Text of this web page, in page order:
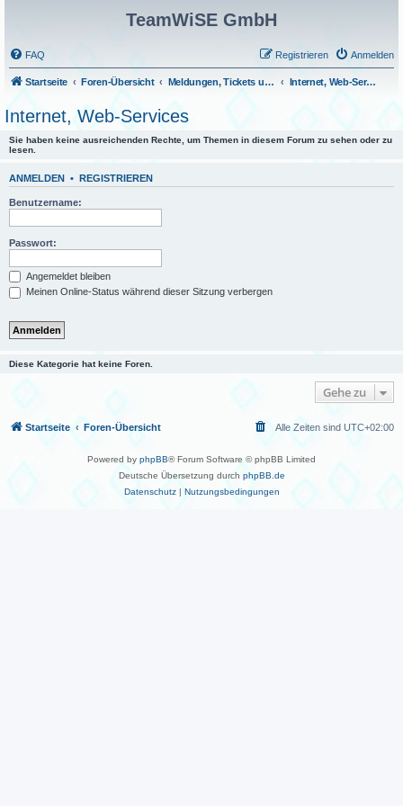
TeamWiSE GmbH
FAQ Anmelden
Registrieren
Startseite Foren-Übersicht Meldungen, Tickets und Fragen Internet, Web-Services
Internet, Web-Services
Sie haben keine ausreichenden Rechte, um Themen in diesem Forum zu sehen oder zu
lesen.
ANMELDEN • REGISTRIEREN
Benutzername:
Passwort:
Angemeldet bleiben
Meinen Online-Status während dieser Sitzung verbergen
Diese Kategorie hat keine Foren.
Gehe zu
Startseite Foren-Übersicht Alle Zeiten sind UTC+02:00
Powered by phpBB® Forum Software © phpBB Limited
Deutsche Übersetzung durch phpBB.de
Datenschutz| Nutzungsbedingungen